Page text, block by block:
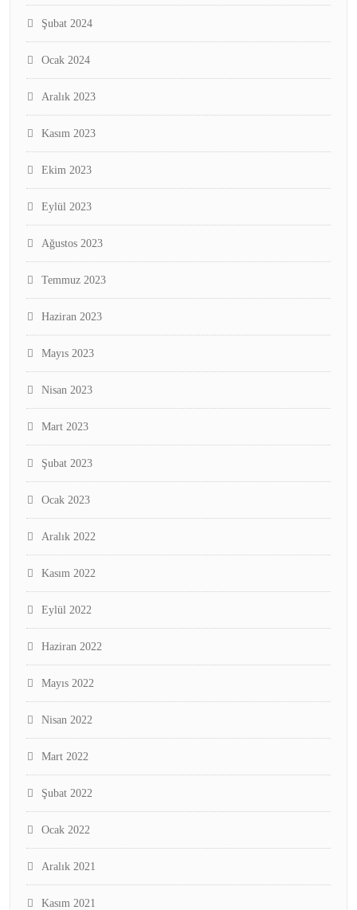
Şubat 2024
Ocak 2024
Aralık 2023
Kasım 2023
Ekim 2023
Eylül 2023
Ağustos 2023
Temmuz 2023
Haziran 2023
Mayıs 2023
Nisan 2023
Mart 2023
Şubat 2023
Ocak 2023
Aralık 2022
Kasım 2022
Eylül 2022
Haziran 2022
Mayıs 2022
Nisan 2022
Mart 2022
Şubat 2022
Ocak 2022
Aralık 2021
Kasım 2021